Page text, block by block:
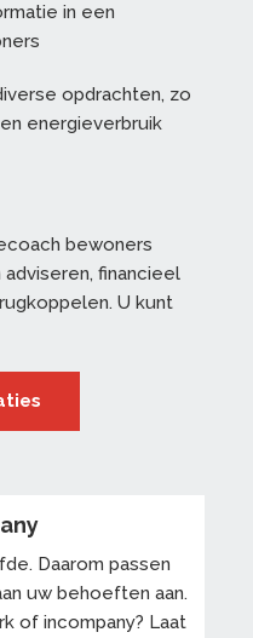
in een
opdrachten, zo
energieverbruik
bewoners
financieel
U kunt
Daarom passen
uw behoeften aan.
of incompany? Laat